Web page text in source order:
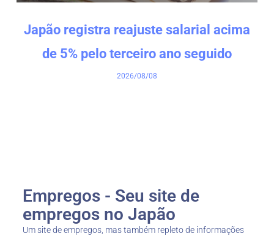
Japão registra reajuste salarial acima
de 5% pelo terceiro ano seguido
2026/08/08
Empregos - Seu site de
empregos no Japão
Um site de empregos, mas também repleto de informações